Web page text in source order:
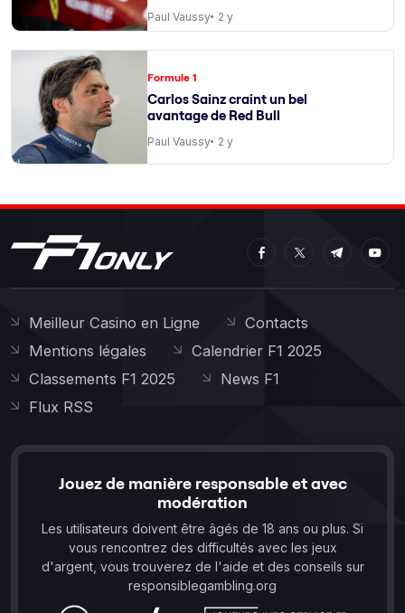
Paul Vaussy 2 y
Formule 1
Carlos Sainz craint un bel
avantage de Red Bull
Paul Vaussy 2 y
Meilleur Casino en Ligne
Contacts
Mentions légales
Calendrier F1 2025
Classements F1 2025
News F1
Flux RSS
Jouez de manière responsable et avec
modération
Les utilisateurs doivent être âgés de 18 ans ou plus. Si
vous rencontrez des difficultés avec les jeux
d'argent, vous trouverez de l'aide et des conseils sur
responsiblegambling.org